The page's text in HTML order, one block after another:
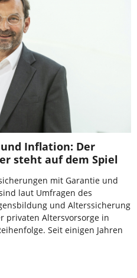
Inflation: Der
steht auf dem Spiel
mit Garantie und
laut Umfragen des
und Alterssicherung
privaten Altersvorsorge in
Seit einigen Jahren